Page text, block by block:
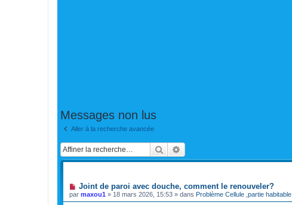
Messages non lus
Aller à la recherche avancée
Rechercher
N
o
u
Joint de paroi avec douche, comment le renouveler?
par maxou1 » 18 mars 2026, 15:53 » dans Problème Cellule ,partie habitable